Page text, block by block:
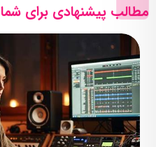
مطالب پیشنهادی برای شما